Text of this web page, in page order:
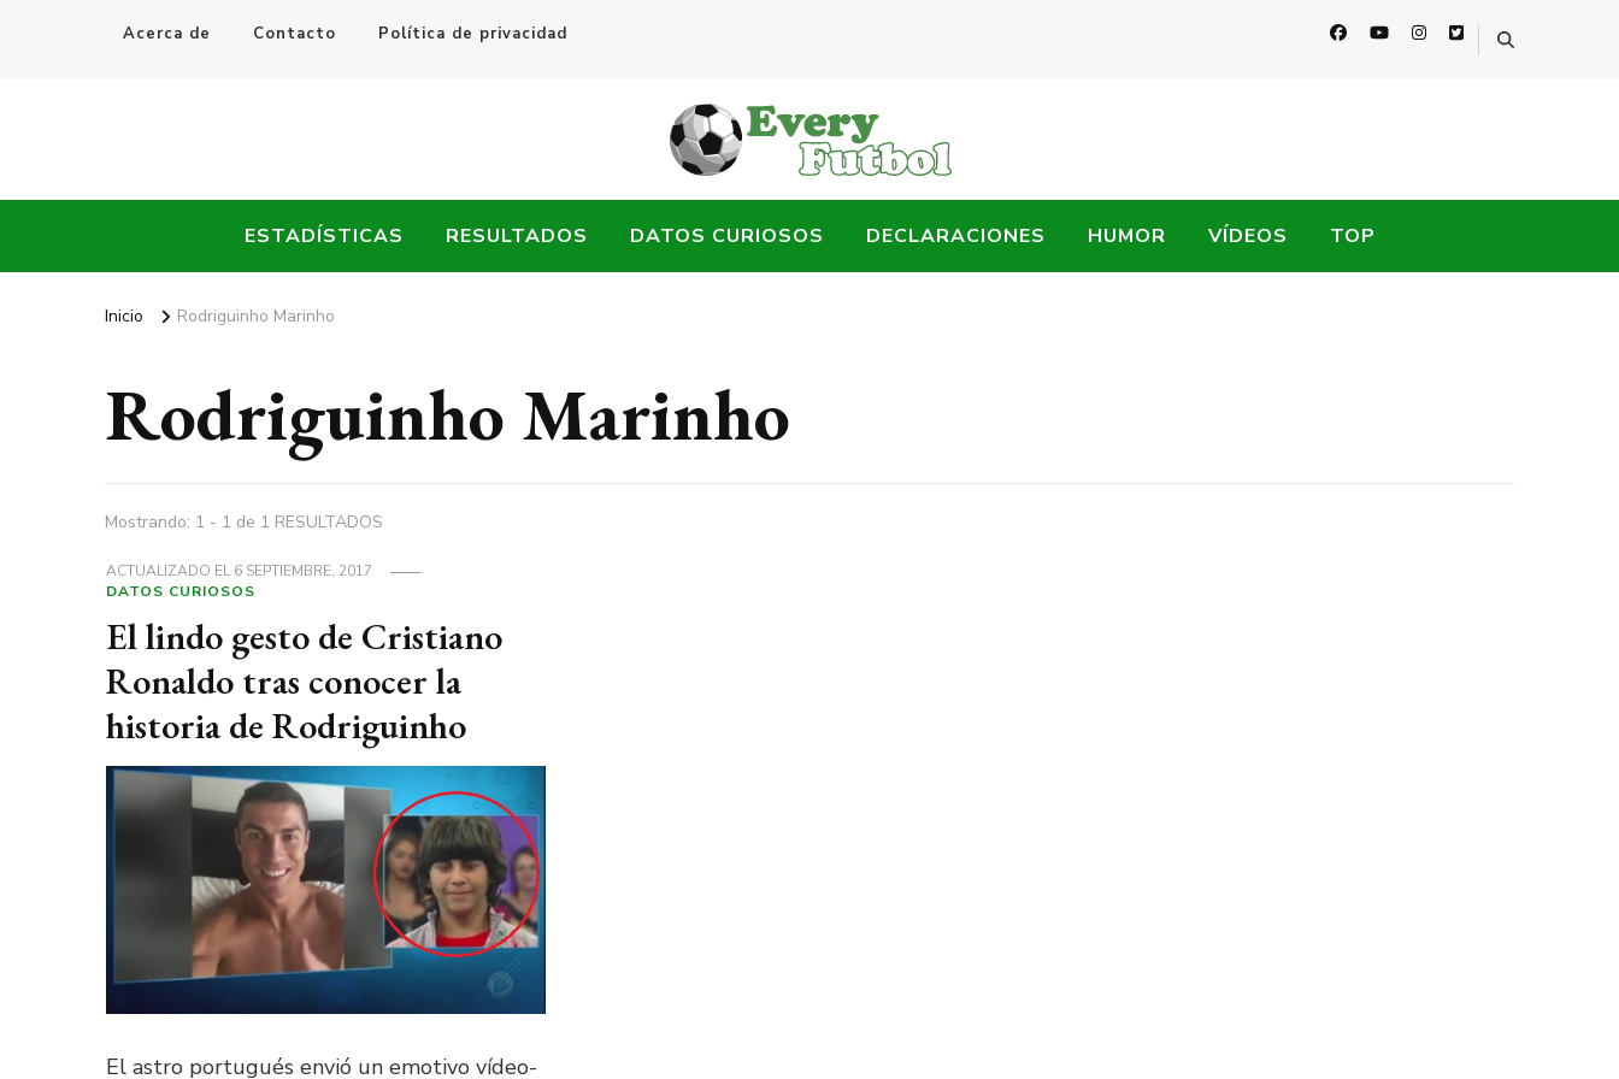
Acerca de Contacto Política de privacidad
Every Fútbol
ESTADÍSTICAS RESULTADOS DATOS CURIOSOS DECLARACIONES HUMOR VÍDEOS TOP
Inicio Rodriguinho Marinho
Rodriguinho Marinho
Mostrando: 1 - 1 de 1 RESULTADOS
ACTUALIZADO EL6 SEPTIEMBRE, 2017
DATOS CURIOSOS
El lindo gesto de Cristiano
Ronaldo tras conocer la
historia de Rodriguinho
El astro portugués envió un emotivo vídeo-